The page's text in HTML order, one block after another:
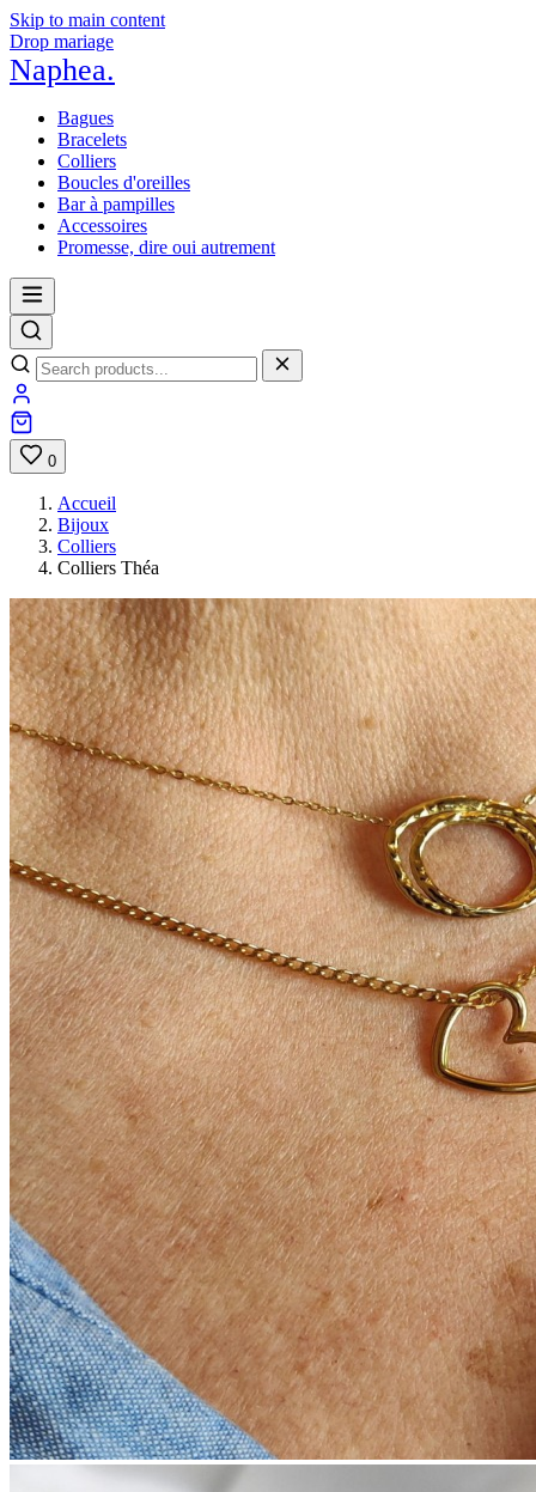
Skip to main content
Drop mariage
Naphea.
Bagues
Bracelets
Colliers
Boucles d'oreilles
Bar à pampilles
Accessoires
Promesse, dire oui autrement
0
Accueil
Bijoux
Colliers
Colliers Théa